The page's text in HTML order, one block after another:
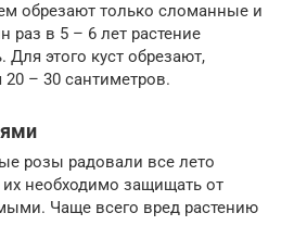
обрезают только сломанные и
раз в 5 – 6 лет растение
этого куст обрезают,
– 30 сантиметров.
розы радовали все лето
необходимо защищать от
Чаще всего вред растению